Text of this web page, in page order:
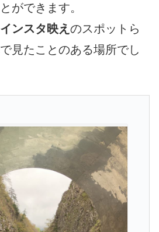
ができます。
インスタ映え のスポットら
見たことのある場所でし